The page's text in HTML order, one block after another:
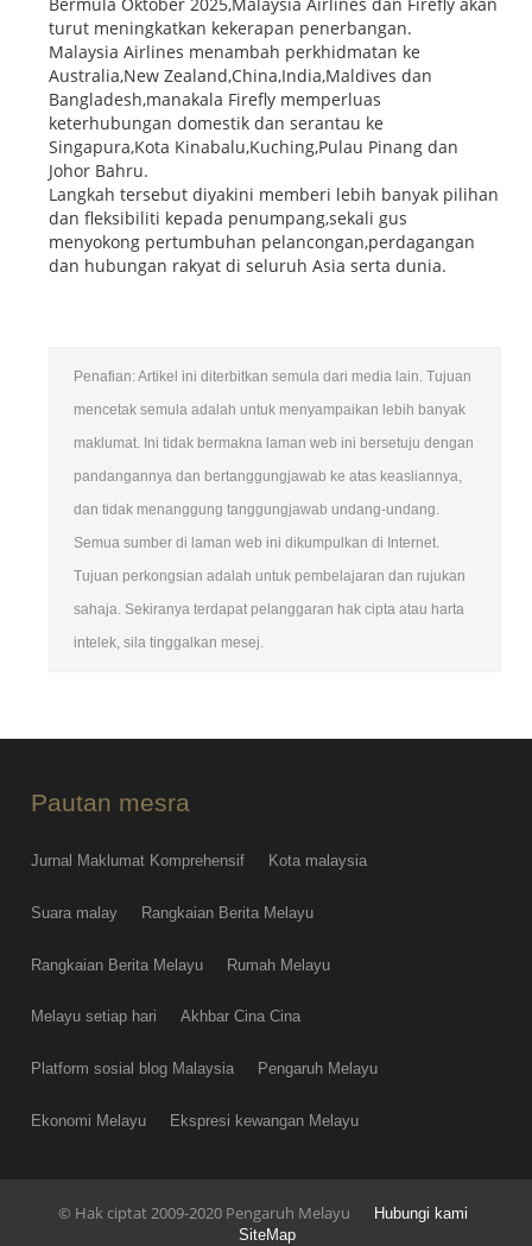
Bermula Oktober 2025,Malaysia Airlines dan Firefly akan
turut meningkatkan kekerapan penerbangan.
Malaysia Airlines menambah perkhidmatan ke
Australia,New Zealand,China,India,Maldives dan
Bangladesh,manakala Firefly memperluas
keterhubungan domestik dan serantau ke
Singapura,Kota Kinabalu,Kuching,Pulau Pinang dan
Johor Bahru.
Langkah tersebut diyakini memberi lebih banyak pilihan
dan fleksibiliti kepada penumpang,sekali gus
menyokong pertumbuhan pelancongan,perdagangan
dan hubungan rakyat di seluruh Asia serta dunia.
Penafian: Artikel ini diterbitkan semula dari media lain. Tujuan
mencetak semula adalah untuk menyampaikan lebih banyak
maklumat. Ini tidak bermakna laman web ini bersetuju dengan
pandangannya dan bertanggungjawab ke atas keasliannya,
dan tidak menanggung tanggungjawab undang-undang.
Semua sumber di laman web ini dikumpulkan di Internet.
Tujuan perkongsian adalah untuk pembelajaran dan rujukan
sahaja. Sekiranya terdapat pelanggaran hak cipta atau harta
intelek, sila tinggalkan mesej.
Pautan mesra
Jurnal Maklumat Komprehensif Kota malaysia
Suara malay Rangkaian Berita Melayu
Rangkaian Berita Melayu Rumah Melayu
Melayu setiap hari Akhbar Cina Cina
Platform sosial blog Malaysia Pengaruh Melayu
Ekonomi Melayu Ekspresi kewangan Melayu
© Hak ciptat 2009-2020 Pengaruh Melayu
Hubungi kami
SiteMap